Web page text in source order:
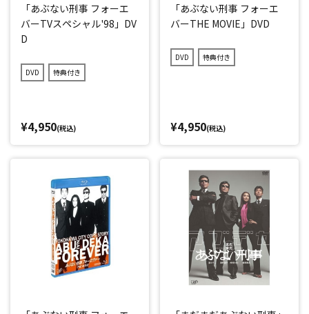
「あぶない刑事 フォーエ
バーTVスペシャル'98」DV
D
DVD 特典付き
¥4,950(税込)
「あぶない刑事 フォーエ
バーTHE MOVIE」DVD
DVD 特典付き
¥4,950(税込)